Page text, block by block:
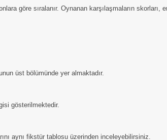
göre sıralanır. Oynanan karşılaşmaların skorları,
üst bölümünde yer almaktadır.
gösterilmektedir.
aynı fikstür tablosu üzerinden inceleyebilirsiniz.